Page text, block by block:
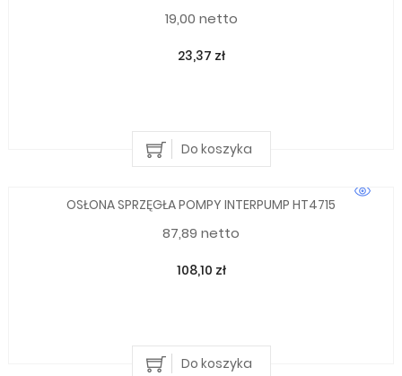
19,00 netto
23,37 zł
Do koszyka
OSŁONA SPRZĘGŁA POMPY INTERPUMP HT4715
87,89 netto
108,10 zł
Do koszyka